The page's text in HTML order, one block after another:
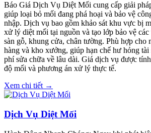
Báo Giá Dịch Vụ Diệt Mối cung cấp giải
giúp loại bỏ mối đang phá hoại và bảo vệ
nhập. Dịch vụ bao gồm khảo sát khu vực bị
xử lý diệt mối tại nguồn và tạo lớp bảo vệ
sàn gỗ, khung cửa, chân tường. Phù hợp cho
hàng và kho xưởng, giúp hạn chế hư hỏng tài
phí sửa chữa về lâu dài. Giá dịch vụ được
độ mối và phương án xử lý thực tế.
Xem chi tiết →
Dịch Vụ Diệt Mối